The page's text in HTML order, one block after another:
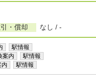
・償却 なし / -
駅情報
案内 駅情報
内 駅情報